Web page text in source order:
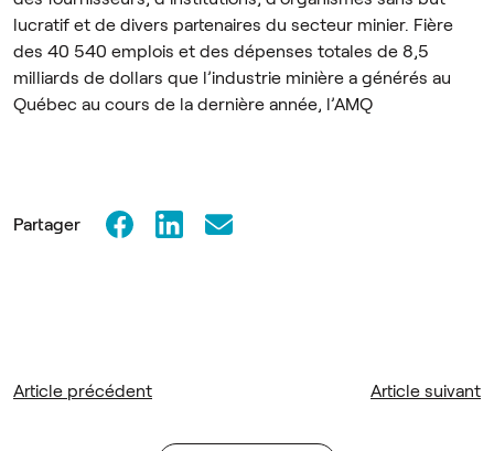
lucratif et de divers partenaires du secteur minier. Fière
des 40 540 emplois et des dépenses totales de 8,5
milliards de dollars que l’industrie minière a générés au
Québec au cours de la dernière année, l’AMQ
Partager
Article précédent Article suivant